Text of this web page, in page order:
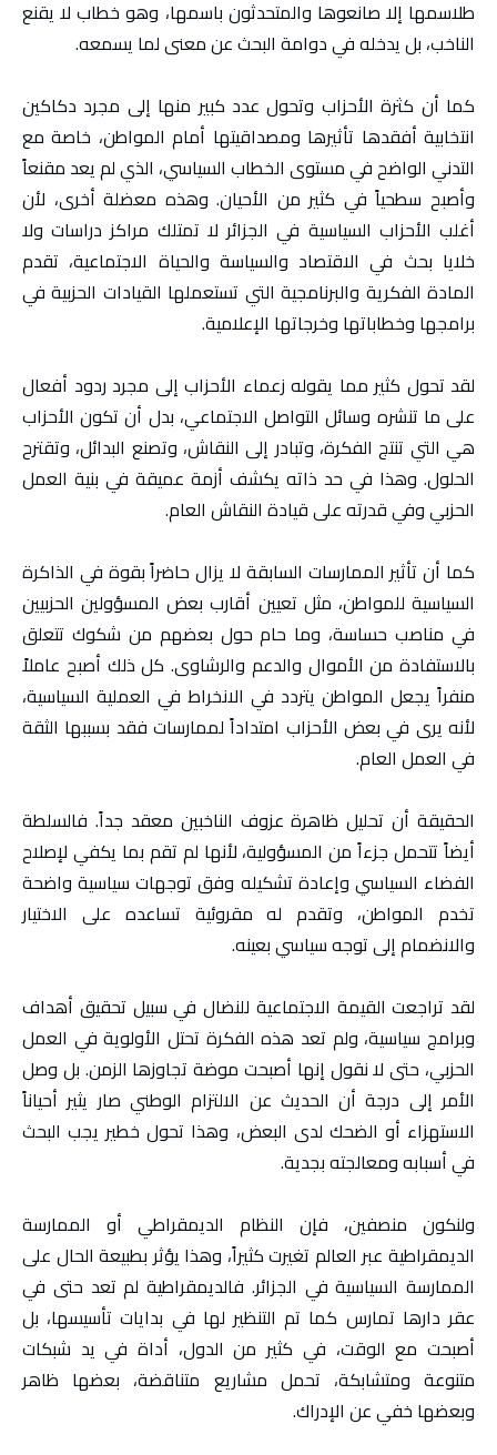
طلاسمها إلا صانعوها والمتحدثون باسمها، وهو خطاب لا يقنع
الناخب، بل يدخله في دوامة البحث عن معنى لما يسمعه.
كما أن كثرة الأحزاب وتحول عدد كبير منها إلى مجرد دكاكين
انتخابية أفقدها تأثيرها ومصداقيتها أمام المواطن، خاصة مع
التدني الواضح في مستوى الخطاب السياسي، الذي لم يعد مقنعاً
وأصبح سطحياً في كثير من الأحيان. وهذه معضلة أخرى، لأن
أغلب الأحزاب السياسية في الجزائر لا تمتلك مراكز دراسات ولا
خلايا بحث في الاقتصاد والسياسة والحياة الاجتماعية، تقدم
المادة الفكرية والبرنامجية التي تستعملها القيادات الحزبية في
برامجها وخطاباتها وخرجاتها الإعلامية.
لقد تحول كثير مما يقوله زعماء الأحزاب إلى مجرد ردود أفعال
على ما تنشره وسائل التواصل الاجتماعي، بدل أن تكون الأحزاب
هي التي تنتج الفكرة، وتبادر إلى النقاش، وتصنع البدائل، وتقترح
الحلول. وهذا في حد ذاته يكشف أزمة عميقة في بنية العمل
الحزبي وفي قدرته على قيادة النقاش العام.
كما أن تأثير الممارسات السابقة لا يزال حاضراً بقوة في الذاكرة
السياسية للمواطن، مثل تعيين أقارب بعض المسؤولين الحزبيين
في مناصب حساسة، وما حام حول بعضهم من شكوك تتعلق
بالاستفادة من الأموال والدعم والرشاوى. كل ذلك أصبح عاملاً
منفراً يجعل المواطن يتردد في الانخراط في العملية السياسية،
لأنه يرى في بعض الأحزاب امتداداً لممارسات فقد بسببها الثقة
في العمل العام.
الحقيقة أن تحليل ظاهرة عزوف الناخبين معقد جداً. فالسلطة
أيضاً تتحمل جزءاً من المسؤولية، لأنها لم تقم بما يكفي لإصلاح
الفضاء السياسي وإعادة تشكيله وفق توجهات سياسية واضحة
تخدم المواطن، وتقدم له مقروئية تساعده على الاختيار
والانضمام إلى توجه سياسي بعينه.
لقد تراجعت القيمة الاجتماعية للنضال في سبيل تحقيق أهداف
وبرامج سياسية، ولم تعد هذه الفكرة تحتل الأولوية في العمل
الحزبي، حتى لا نقول إنها أصبحت موضة تجاوزها الزمن. بل وصل
الأمر إلى درجة أن الحديث عن الالتزام الوطني صار يثير أحياناً
الاستهزاء أو الضحك لدى البعض، وهذا تحول خطير يجب البحث
في أسبابه ومعالجته بجدية.
ولنكون منصفين، فإن النظام الديمقراطي أو الممارسة
الديمقراطية عبر العالم تغيرت كثيراً، وهذا يؤثر بطبيعة الحال على
الممارسة السياسية في الجزائر. فالديمقراطية لم تعد حتى في
عقر دارها تمارس كما تم التنظير لها في بدايات تأسيسها، بل
أصبحت مع الوقت، في كثير من الدول، أداة في يد شبكات
متنوعة ومتشابكة، تحمل مشاريع متناقضة، بعضها ظاهر
وبعضها خفي عن الإدراك.